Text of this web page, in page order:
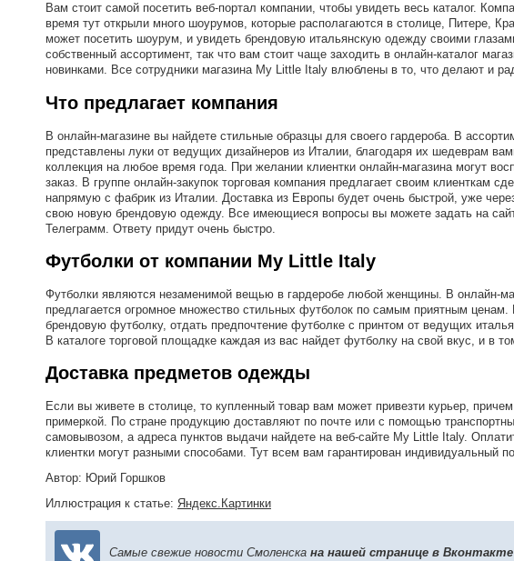
Вам стоит самой посетить веб-портал компании, чтобы увидеть весь каталог.
время тут открыли много шоурумов, которые располагаются в столице, Питере,
может посетить шоурум, и увидеть брендовую итальянскую одежду своими
собственный ассортимент, так что вам стоит чаще заходить в онлайн-каталог
новинками. Все сотрудники магазина My Little Italy влюблены в то, что делают и
Что предлагает компания
В онлайн-магазине вы найдете стильные образцы для своего гардероба. В
представлены луки от ведущих дизайнеров из Италии, благодаря их шедеврам
коллекция на любое время года. При желании клиентки онлайн-магазина могут
заказ. В группе онлайн-закупок торговая компания предлагает своим клиенткам
напрямую с фабрик из Италии. Доставка из Европы будет очень быстрой, уже
свою новую брендовую одежду. Все имеющиеся вопросы вы можете задать на
Телеграмм. Ответу придут очень быстро.
Футболки от компании My Little Italy
Футболки являются незаменимой вещью в гардеробе любой женщины. В онлайн-
предлагается огромное множество стильных футболок по самым приятным
брендовую футболку, отдать предпочтение футболке с принтом от ведущих
В каталоге торговой площадке каждая из вас найдет футболку на свой вкус, и в
Доставка предметов одежды
Если вы живете в столице, то купленный товар вам может привезти курьер,
примеркой. По стране продукцию доставляют по почте или с помощью
самовывозом, а адреса пунктов выдачи найдете на веб-сайте My Little Italy.
клиентки могут разными способами. Тут всем вам гарантирован индивидуальный
Автор: Юрий Горшков
Иллюстрация к статье: Яндекс.Картинки
Самые свежие новости Смоленска на нашей странице в Вконтакте